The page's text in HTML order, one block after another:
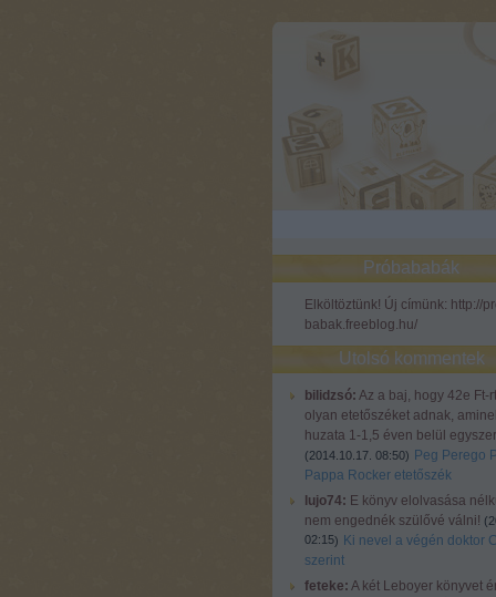
Próbababák
Elköltöztünk! Új címünk: http://
babak.freeblog.hu/
Utolsó kommentek
bilidzsó: Az a baj, hogy 42e Ft-
olyan etetőszéket adnak,
huzata 1-1,5 éven belül
(2014.10.17. 08:50) Peg Perego
Pappa Rocker etetőszék
lujo74: E könyv elolvasása
nem engednék szülővé válni! (
02:15) Ki nevel a végén doktor
szerint
feteke: A két Leboyer könyvet